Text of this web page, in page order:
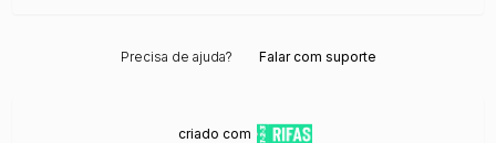
Precisa de ajuda? Falar com suporte
criado com